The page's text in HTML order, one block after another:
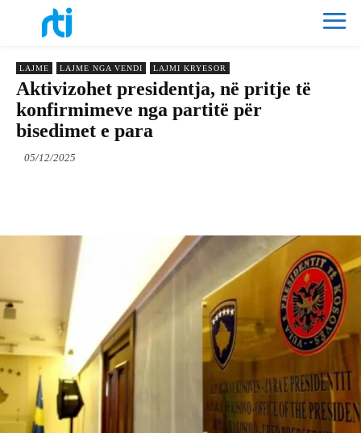
LAJME LAJME NGA VENDI LAJMI KRYESOR
Aktivizohet presidentja, në pritje të
konfirmimeve nga partitë për
bisedimet e para
05/12/2025